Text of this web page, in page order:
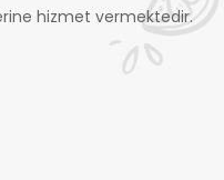
hizmet vermektedir.